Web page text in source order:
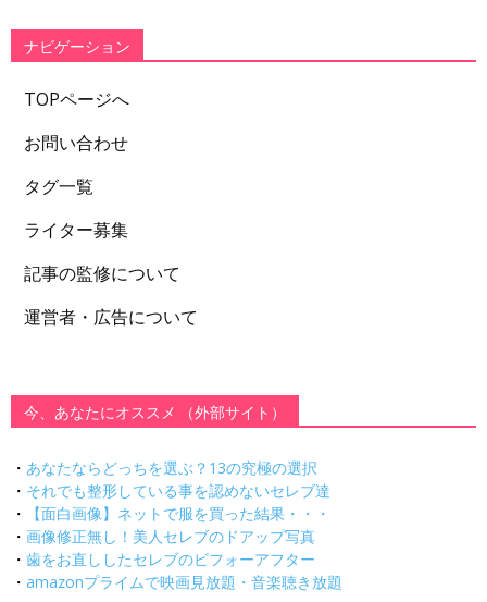
ー
ナビゲーション
TOPページへ
お問い合わせ
タグ一覧
ライター募集
記事の監修について
運営者・広告について
今、あなたにオススメ （外部サイト）
・ あなたならどっちを選ぶ？13の究極の選択
・ それでも整形している事を認めないセレブ達
・
【面白画像】ネットで服を買った結果・・・
・ 画像修正無し！美人セレブのドアップ写真
・ 歯をお直ししたセレブのビフォーアフター
・ amazonプライムで映画見放題・音楽聴き放題